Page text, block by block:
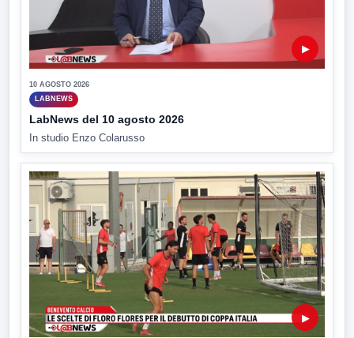
▶
10 AGOSTO 2026
LABNEWS
LabNews del 10 agosto 2026
In studio Enzo Colarusso
▶